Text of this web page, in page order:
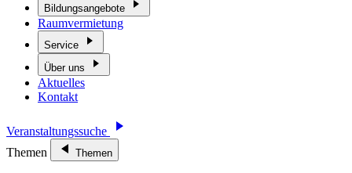
Bildungsangebote
Raumvermietung
Service
Über uns
Aktuelles
Kontakt
Veranstaltungssuche
Themen
Themen